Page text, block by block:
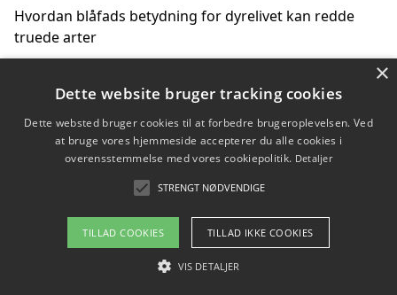
Hvordan blåfads betydning for dyrelivet kan redde
truede arter
Hvordan kan gaver til unge voksne støtte bevarelsen
Copyright 2026 - Pilanto Aps
Om / kontakt
Blog Betingelser
×
Dette website bruger tracking cookies
Dette websted bruger cookies til at forbedre brugeroplevelsen. Ved
at bruge vores hjemmeside accepterer du alle cookies i
overensstemmelse med vores cookiepolitik. Detaljer
STRENGT NØDVENDIGE
TILLAD COOKIES TILLAD IKKE COOKIES
VIS DETALJER